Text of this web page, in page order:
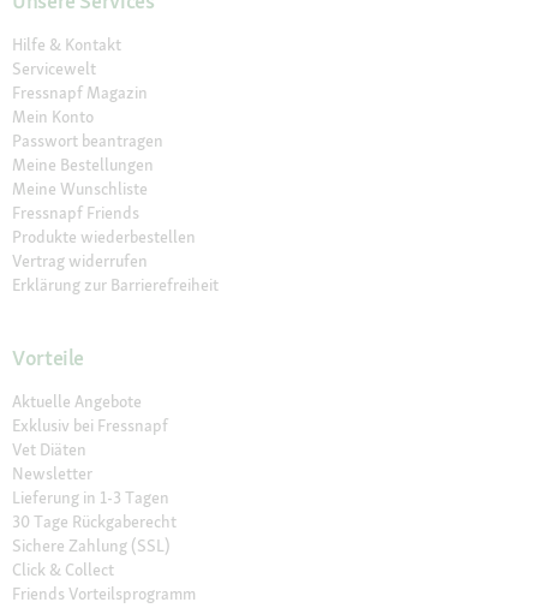
Hilfe & Kontakt
Servicewelt
Fressnapf Magazin
Mein Konto
Passwort beantragen
Meine Bestellungen
Meine Wunschliste
Fressnapf Friends
Produkte wiederbestellen
Vertrag widerrufen
Erklärung zur Barrierefreiheit
Vorteile
Aktuelle Angebote
Exklusiv bei Fressnapf
Vet Diäten
Newsletter
Lieferung in 1-3 Tagen
30 Tage Rückgaberecht
Sichere Zahlung (SSL)
Click & Collect
Friends Vorteilsprogramm